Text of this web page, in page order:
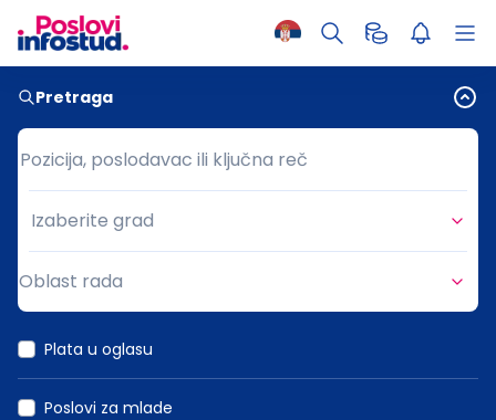
Pretraga
Pozicija, poslodavac ili ključna reč
Pozicija, poslodavac ili ključna reč
Grad
Izaberite grad
Oblast rada
Plata u oglasu
Poslovi za mlade